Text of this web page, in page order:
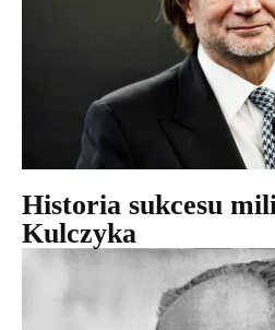
Historia sukcesu
Kulczyka